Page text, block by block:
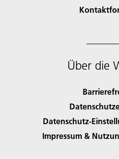
Über die
Datenschutz-
Impressum &